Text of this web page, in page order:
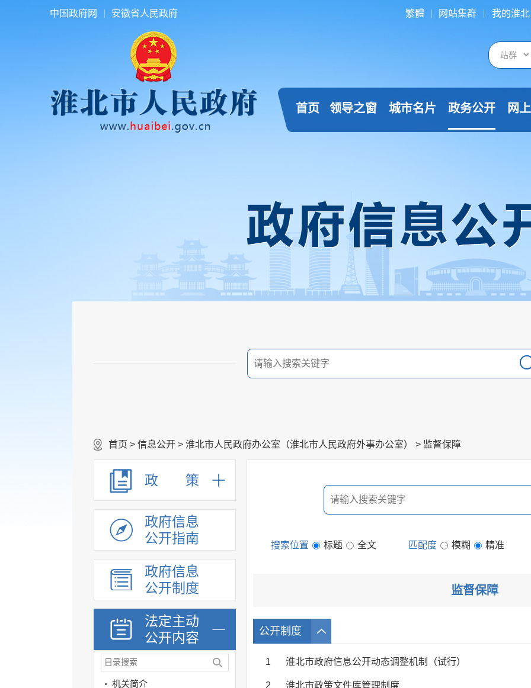
中国政府网 安徽省人民政府 繁體 网站集群 我的淮北
首页 领导之窗 城市名片 政务公开 网
首页 > 信息公开 > 淮北市人民政府办公室（淮北市人民政府外事办公室） > 监督保障
政 策
政府信息
公开指南
政府信息
公开制度
法定主动
公开内容
机关简介
搜索位置 标题 全文 匹配度 模糊 精准
监督保障
公开制度
1 淮北市政府信息公开动态调整机制（试行）
2 淮北市政策文件库管理制度